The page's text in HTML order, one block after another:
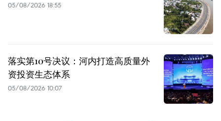
05/08/2026 18:55
落实第10号决议：河内打造高质量外
资投资生态体系
05/08/2026 10:07